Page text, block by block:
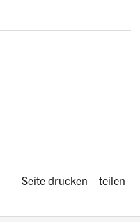
Diese Seite
Seite drucken teilen